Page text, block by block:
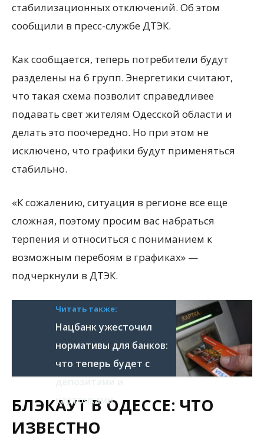
стабилизационных отключений. Об этом
сообщили в пресс-службе ДТЭК.
Как сообщается, теперь потребители будут
разделены на 6 групп. Энергетики считают,
что такая схема позволит справедливее
подавать свет жителям Одесской области и
делать это поочередно. Но при этом не
исключено, что графики будут применяться
стабильно.
«К сожалению, ситуация в регионе все еще
сложная, поэтому просим вас набраться
терпения и относиться с пониманием к
возможным перебоям в графиках» —
подчеркнули в ДТЭК.
Читать также:
Нацбанк ужесточил
нормативы для банков:
что теперь будет с
карточками
БЛЭКАУТ В ОДЕССЕ: ЧТО
ИЗВЕСТНО